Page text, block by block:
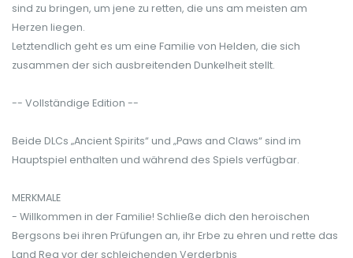
sind zu bringen, um jene zu retten, die uns am meisten am
Herzen liegen.
Letztendlich geht es um eine Familie von Helden, die sich
zusammen der sich ausbreitenden Dunkelheit stellt.
-- Vollständige Edition --
Beide DLCs „Ancient Spirits“ und „Paws and Claws“ sind im
Hauptspiel enthalten und während des Spiels verfügbar.
MERKMALE
- Willkommen in der Familie! Schließe dich den heroischen
Bergsons bei ihren Prüfungen an, ihr Erbe zu ehren und rette das
Land Rea vor der schleichenden Verderbnis